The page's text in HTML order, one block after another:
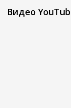
Видео